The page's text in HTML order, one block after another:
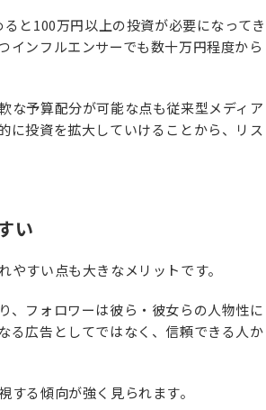
と100万円以上の投資が必要になってき
インフルエンサーでも数十万円程度から
な予算配分が可能な点も従来型メディア
に投資を拡大していけることから、リス
い
すい点も大きなメリットです。
、フォロワーは彼ら・彼女らの人物性に
る広告としてではなく、信頼できる人か
る傾向が強く見られます。